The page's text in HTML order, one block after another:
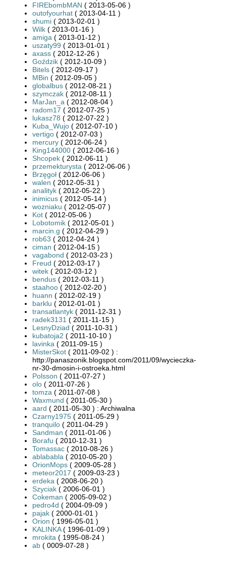
FIREbombMAN ( 2013-05-06 )
outofyourhat ( 2013-04-11 )
shumi ( 2013-02-01 )
Wilk ( 2013-01-16 )
amiga ( 2013-01-12 )
uszaty99 ( 2013-01-01 )
axass ( 2012-12-26 )
Goździk ( 2012-10-09 )
Bitels ( 2012-09-17 )
MBin ( 2012-09-05 )
globalbus ( 2012-08-21 )
szymczak ( 2012-08-11 )
MarJan_a ( 2012-08-04 )
radom17 ( 2012-07-25 )
lukasz78 ( 2012-07-22 )
Kuba_Wujo ( 2012-07-10 )
vertigo ( 2012-07-03 )
mercury ( 2012-06-24 )
King144000 ( 2012-06-16 )
Shcopek ( 2012-06-11 )
przemekturysta ( 2012-06-06 )
Brzęgoł ( 2012-06-06 )
walen ( 2012-05-31 )
analityk ( 2012-05-22 )
inimicus ( 2012-05-14 )
wozniaku ( 2012-05-07 )
Kot ( 2012-05-06 )
Lobotomik ( 2012-05-01 )
marcin.g ( 2012-04-29 )
rob63 ( 2012-04-24 )
ciman ( 2012-04-15 )
vagabond ( 2012-03-23 )
Freud ( 2012-03-17 )
witek ( 2012-03-12 )
bendus ( 2012-03-11 )
staahoo ( 2012-02-20 )
huann ( 2012-02-19 )
barklu ( 2012-01-01 )
transatlantyk ( 2011-12-31 )
radek3131 ( 2011-11-15 )
LesnyDziad ( 2011-10-31 )
kubatoja2 ( 2011-10-10 )
lavinka ( 2011-09-15 )
MisterSkot ( 2011-09-02 ) :
http://panaszonik.blogspot.com/2011/09/wycieczka-
nr-30-dmosin-i-ostroeka.html
Polsson ( 2011-07-27 )
olo ( 2011-07-26 )
tomza ( 2011-07-08 )
Waxmund ( 2011-05-30 )
aard ( 2011-05-30 ) : Archiwalna
Czarny1975 ( 2011-05-29 )
tranquilo ( 2011-04-29 )
Sandman ( 2011-01-06 )
Borafu ( 2010-12-31 )
Tomassac ( 2010-08-26 )
ablababla ( 2010-05-20 )
OrionMops ( 2009-05-28 )
meteor2017 ( 2009-03-23 )
erdeka ( 2008-06-20 )
Szyciak ( 2006-06-01 )
Cokeman ( 2005-09-02 )
pedro4d ( 2004-09-09 )
pajak ( 2000-01-01 )
Orion ( 1996-05-01 )
KALINKA( 1996-01-09 )
mrokita ( 1995-08-24 )
ab ( 0009-07-28 )